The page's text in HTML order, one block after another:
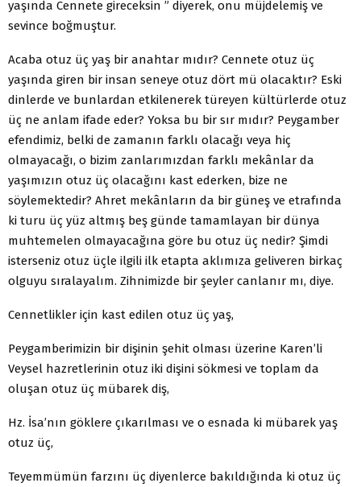
yaşında Cennete gireceksin ” diyerek, onu müjdelemiş ve
sevince boğmuştur.
Acaba otuz üç yaş bir anahtar mıdır? Cennete otuz üç
yaşında giren bir insan seneye otuz dört mü olacaktır? Eski
dinlerde ve bunlardan etkilenerek türeyen kültürlerde otuz
üç ne anlam ifade eder? Yoksa bu bir sır mıdır? Peygamber
efendimiz, belki de zamanın farklı olacağı veya hiç
olmayacağı, o bizim zanlarımızdan farklı mekânlar da
yaşımızın otuz üç olacağını kast ederken, bize ne
söylemektedir? Ahret mekânların da bir güneş ve etrafında
ki turu üç yüz altmış beş günde tamamlayan bir dünya
muhtemelen olmayacağına göre bu otuz üç nedir? Şimdi
isterseniz otuz üçle ilgili ilk etapta aklımıza geliveren birkaç
olguyu sıralayalım. Zihnimizde bir şeyler canlanır mı, diye.
Cennetlikler için kast edilen otuz üç yaş,
Peygamberimizin bir dişinin şehit olması üzerine Karen’li
Veysel hazretlerinin otuz iki dişini sökmesi ve toplam da
oluşan otuz üç mübarek diş,
Hz. İsa’nın göklere çıkarılması ve o esnada ki mübarek yaş
otuz üç,
Teyemmümün farzını üç diyenlerce bakıldığında ki otuz üç